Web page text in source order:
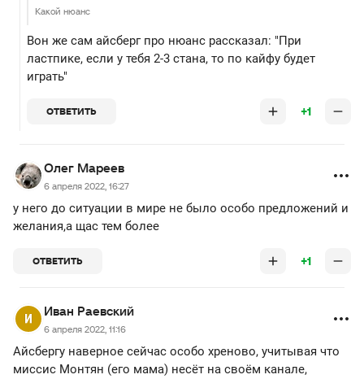
Какой нюанс
Вон же сам айсберг про нюанс рассказал: "При
ластпике, если у тебя 2-3 стана, то по кайфу будет
играть"
ОТВЕТИТЬ +1
Олег Мареев
6 апреля 2022, 16:27
у него до ситуации в мире не было особо предложений и
желания,а щас тем более
ОТВЕТИТЬ +1
Иван Раевский
6 апреля 2022, 11:16
Айсбергу наверное сейчас особо хреново, учитывая что
миссис Монтян (его мама) несёт на своём канале,